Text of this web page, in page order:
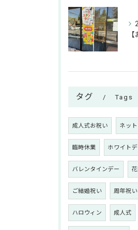
タグ Tags
成人式お祝い ネッ
臨時休業 ホワイト
バレンタインデー
ご結婚祝い 周年祝い
ハロウィン 成人式